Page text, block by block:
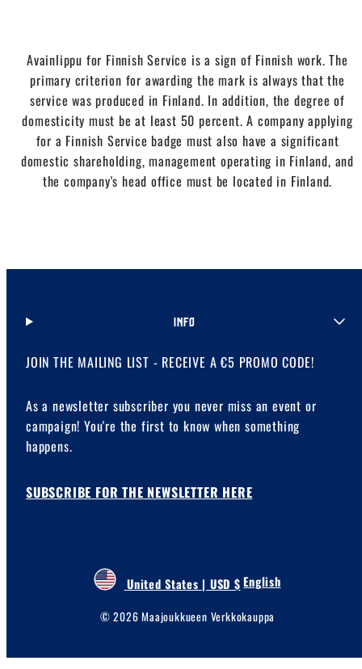
Avainlippu for Finnish Service is a sign of Finnish work. The
primary criterion for awarding the mark is always that the
service was produced in Finland. In addition, the degree of
domesticity must be at least 50 percent. A company applying
for a Finnish Service badge must also have a significant
domestic shareholding, management operating in Finland, and
the company's head office must be located in Finland.
INFO
JOIN THE MAILING LIST - RECEIVE A €5 PROMO CODE!
As a newsletter subscriber you never miss an event or
campaign! You're the first to know when something
happens.
SUBSCRIBE FOR THE NEWSLETTER HERE
United States | USD $ English
© 2026 Maajoukkueen Verkkokauppa